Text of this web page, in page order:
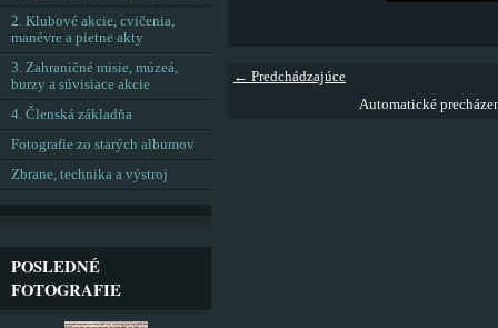
← Predchádzajúce
Automatické
2. Klubové akcie, cvičenia,
manévre a pietne akty
3. Zahraničné misie, múzeá,
burzy a súvisiace akcie
4. Členská základňa
Fotografie zo starých albumov
Zbrane, technika a výstroj
POSLEDNÉ
FOTOGRAFIE